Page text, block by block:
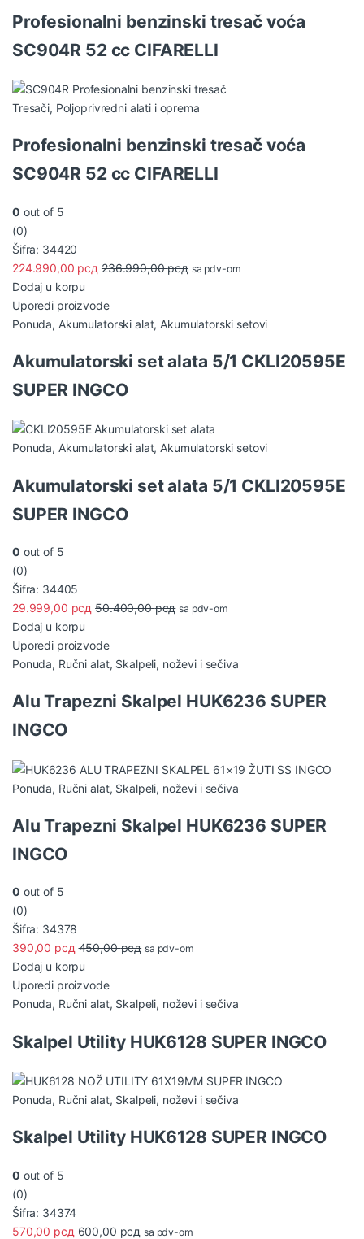
Profesionalni benzinski tresač voća
SC904R 52 cc CIFARELLI
Tresači, Poljoprivredni alati i oprema
Profesionalni benzinski tresač voća
SC904R 52 cc CIFARELLI
0 out of 5
(0)
Šifra: 34420
224.990,00 рсд 236.990,00рсд sa pdv-om
Dodaj u korpu
Uporedi proizvode
Ponuda, Akumulatorski alat, Akumulatorski setovi
Akumulatorski set alata 5/1 CKLI20595E
SUPER INGCO
Ponuda, Akumulatorski alat, Akumulatorski setovi
Akumulatorski set alata 5/1 CKLI20595E
SUPER INGCO
0 out of 5
(0)
Šifra: 34405
29.999,00 рсд 50.400,00рсд sa pdv-om
Dodaj u korpu
Uporedi proizvode
Ponuda, Ručni alat, Skalpeli, noževi i sečiva
Alu Trapezni Skalpel HUK6236 SUPER
INGCO
Ponuda, Ručni alat, Skalpeli, noževi i sečiva
Alu Trapezni Skalpel HUK6236 SUPER
INGCO
0 out of 5
(0)
Šifra: 34378
390,00 рсд 450,00рсд sa pdv-om
Dodaj u korpu
Uporedi proizvode
Ponuda, Ručni alat, Skalpeli, noževi i sečiva
Skalpel Utility HUK6128 SUPER INGCO
Ponuda, Ručni alat, Skalpeli, noževi i sečiva
Skalpel Utility HUK6128 SUPER INGCO
0 out of 5
(0)
Šifra: 34374
570,00 рсд 600,00рсд sa pdv-om